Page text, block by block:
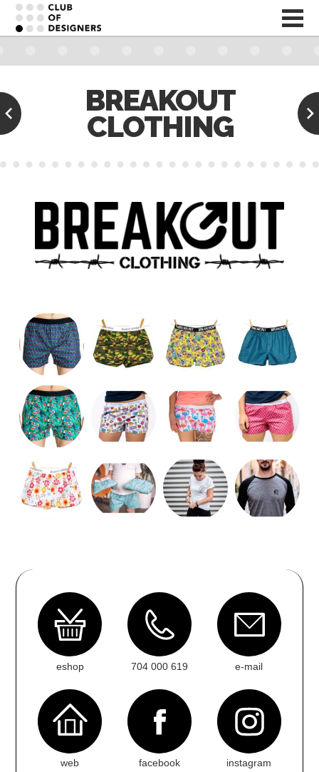
BREAKOUT
CLOTHING
eshop 704 000 619 e-mail
web facebook instagram